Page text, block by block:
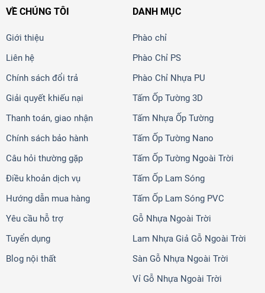
VỀ CHÚNG TÔI
Giới thiệu
Liên hệ
Chính sách đổi trả
Giải quyết khiếu nại
Thanh toán, giao nhận
Chính sách bảo hành
Câu hỏi thường gặp
Điều khoản dịch vụ
Hướng dẫn mua hàng
Yêu cầu hỗ trợ
Tuyển dụng
Blog nội thất
DANH MỤC
Phào chỉ
Phào Chỉ PS
Phào Chỉ Nhựa PU
Tấm Ốp Tường 3D
Tấm Nhựa Ốp Tường
Tấm Ốp Tường Nano
Tấm Ốp Tường Ngoài Trời
Tấm Ốp Lam Sóng
Tấm Ốp Lam Sóng PVC
Gỗ Nhựa Ngoài Trời
Lam Nhựa Giả Gỗ Ngoài Trời
Sàn Gỗ Nhựa Ngoài Trời
Vỉ Gỗ Nhựa Ngoài Trời